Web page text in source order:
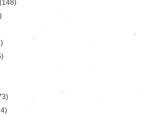
(148)